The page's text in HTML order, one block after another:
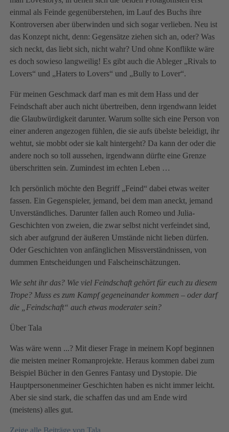
einmal als Feinde gegenüberstehen, im Lauf des Buchs ihre
Kontroversen aber überwinden und sich sogar verlieben. Neu ist
das Konzept nicht, denn: Gegensätze ziehen sich an, oder? Was
sich neckt, das liebt sich, nicht wahr? Und ohne Konflikte wäre
es doch sowieso langweilig! Es gibt auch die Ableger „Rivals to
Lovers“ und „Haters to Lovers“ und „Bully to Lover“.
Für meinen Geschmack darf man es mit dem Hass und der
Feindschaft aber auch nicht übertreiben, denn irgendwann leidet
die Glaubwürdigkeit darunter. Warum sollte sich eine Person von
einer anderen angezogen fühlen, die sie aufs übelste beleidigt, ihr
wehtut, sie mobbt oder sie kalt hintergeht? Da kann der oder die
andere noch so toll aussehen, irgendwann dürfte eine Grenze
überschritten sein. Zumindest im echten Leben …
Ich persönlich möchte den Begriff „Feind“ dabei etwas weiter
fassen. Ein Gegenspieler, jemand, bei dem man aneckt, jemand
Unverständliches. Darunter fallen auch Romeo und Julia-
Geschichten von zweien, die zwar selbst nicht verfeindet sind,
sich aber aufgrund der äußeren Umstände nicht lieben dürfen.
Oder Geschichten von anfänglichen Missverständnissen, von
dummen Entscheidungen und Falscheinschätzungen.
Wie seht ihr das? Wie viel Feindschaft gehört für euch zu diesem
Trope? Muss es zum Kampf gegeneinander kommen – oder darf
die „Feindschaft“ auch etwas moderater sein?
Über Tala
Was wäre wenn ...? Mit dieser Frage in meinem Kopf beginnen
die meisten meiner Romanprojekte. Heraus kommen dabei zum
Beispiel Bücher in den Genres Fantasy und Dystopie. Die
Hauptpersonenmeiner Geschichten haben es nicht immer leicht.
Aber sie sind stark, die schaffen das und am Ende wird
(meistens) alles gut.
Zeige alle Beiträge von Tala